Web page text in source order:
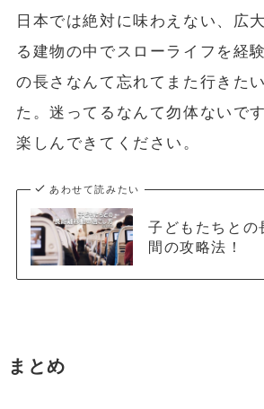
日本では絶対に味わえない、広
る建物の中でスローライフを経
の長さなんて忘れてまた行きた
た。迷ってるなんて勿体ないで
楽しんできてください。
あわせて読みたい
子どもたちとの
間の攻略法！
まとめ